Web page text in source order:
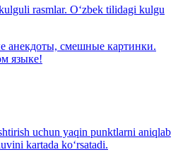
rasmlar. O‘zbek tilidagi kulgu
анекдоты, смешные картинки.
языке!
uchun yaqin punktlarni aniqlab
kartada ko‘rsatadi.